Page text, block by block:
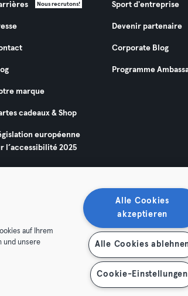
Nous recrutons!
marque
cadeaux & Shop
européenne
l’accessibilité 2025
Sport d'entreprise
Devenir partenaire
Corporate Blog
Programme
Mentions légales
auf Ihrem
und unsere
Alle Cookies
akzeptieren
Alle Cookies
Cookie-Einstellungen